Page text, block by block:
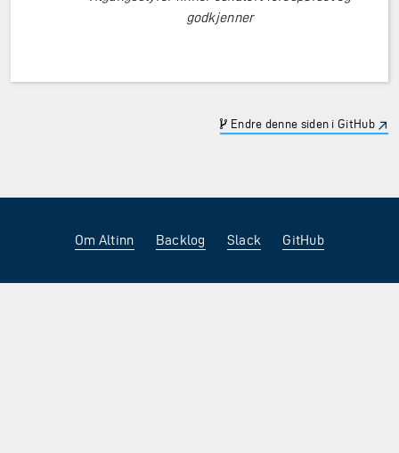
godkjenner
Endre denne siden i GitHub
Om Altinn Backlog Slack GitHub